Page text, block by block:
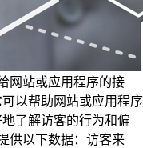
网站或应用程序的接
以帮助网站或应用程序
了解访客的行为和偏
供以下数据：访客来